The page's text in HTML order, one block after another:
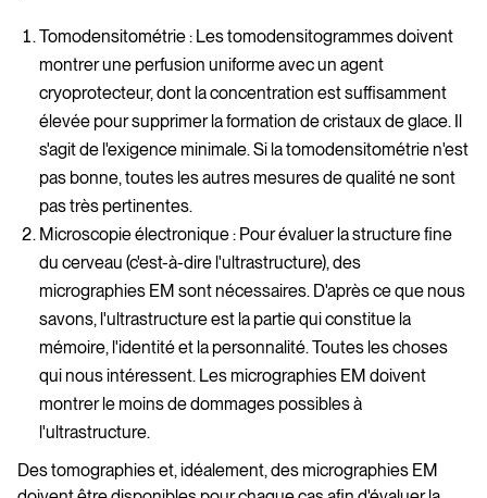
Tomodensitométrie : Les tomodensitogrammes doivent
montrer une perfusion uniforme avec un agent
cryoprotecteur, dont la concentration est suffisamment
élevée pour supprimer la formation de cristaux de glace. Il
s'agit de l'exigence minimale. Si la tomodensitométrie n'est
pas bonne, toutes les autres mesures de qualité ne sont
pas très pertinentes.
Microscopie électronique : Pour évaluer la structure fine
du cerveau (c'est-à-dire l'ultrastructure), des
micrographies EM sont nécessaires. D'après ce que nous
savons, l'ultrastructure est la partie qui constitue la
mémoire, l'identité et la personnalité. Toutes les choses
qui nous intéressent. Les micrographies EM doivent
montrer le moins de dommages possibles à
l'ultrastructure.
Des tomographies et, idéalement, des micrographies EM